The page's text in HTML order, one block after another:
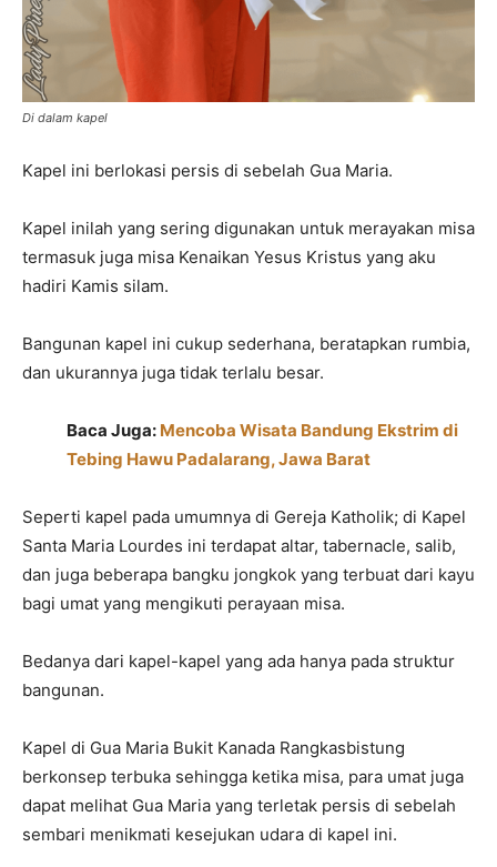
Di dalam kapel
Kapel ini berlokasi persis di sebelah Gua Maria.
Kapel inilah yang sering digunakan untuk merayakan misa
termasuk juga misa Kenaikan Yesus Kristus yang aku
hadiri Kamis silam.
Bangunan kapel ini cukup sederhana, beratapkan rumbia,
dan ukurannya juga tidak terlalu besar.
Baca Juga: Mencoba Wisata Bandung Ekstrim di
Tebing Hawu Padalarang, Jawa Barat
Seperti kapel pada umumnya di Gereja Katholik; di Kapel
Santa Maria Lourdes ini terdapat altar, tabernacle, salib,
dan juga beberapa bangku jongkok yang terbuat dari kayu
bagi umat yang mengikuti perayaan misa.
Bedanya dari kapel-kapel yang ada hanya pada struktur
bangunan.
Kapel di Gua Maria Bukit Kanada Rangkasbistung
berkonsep terbuka sehingga ketika misa, para umat juga
dapat melihat Gua Maria yang terletak persis di sebelah
sembari menikmati kesejukan udara di kapel ini.